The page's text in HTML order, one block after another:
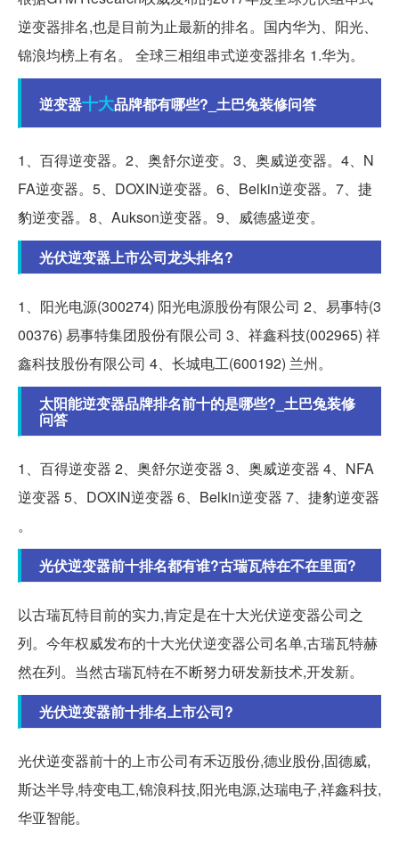
逆变器排名,也是目前为止最新的排名。国内华为、阳光、
锦浪均榜上有名。 全球三相组串式逆变器排名 1.华为。
逆变器十大品牌都有哪些?_土巴兔装修问答
1、百得逆变器。2、奥舒尔逆变。3、奥威逆变器。4、N
FA逆变器。5、DOXIN逆变器。6、Belkin逆变器。7、捷
豹逆变器。8、Aukson逆变器。9、威德盛逆变。
光伏逆变器上市公司龙头排名?
1、阳光电源(300274) 阳光电源股份有限公司 2、易事特(3
00376) 易事特集团股份有限公司 3、祥鑫科技(002965) 祥
鑫科技股份有限公司 4、长城电工(600192) 兰州。
太阳能逆变器品牌排名前十的是哪些?_土巴兔装修
问答
1、百得逆变器 2、奥舒尔逆变器 3、奥威逆变器 4、NFA
逆变器 5、DOXIN逆变器 6、Belkin逆变器 7、捷豹逆变器
。
光伏逆变器前十排名都有谁?古瑞瓦特在不在里面?
以古瑞瓦特目前的实力,肯定是在十大光伏逆变器公司之
列。今年权威发布的十大光伏逆变器公司名单,古瑞瓦特赫
然在列。当然古瑞瓦特在不断努力研发新技术,开发新。
光伏逆变器前十排名上市公司?
光伏逆变器前十的上市公司有禾迈股份,德业股份,固德威,
斯达半导,特变电工,锦浪科技,阳光电源,达瑞电子,祥鑫科技,
华亚智能。